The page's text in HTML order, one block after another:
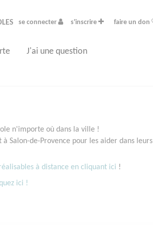
se connecter s'inscrire faire un don
J'ai une question
n'importe où dans la ville !
Salon-de-Provence pour les aider dans leurs
à distance en cliquant ici !
ici !